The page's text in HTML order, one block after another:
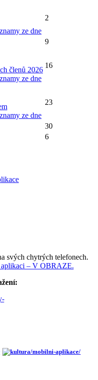
ze dne
2
9
členů 2026
ze dne
16
ze dne
23
30
6
svých chytrých telefonech.
– V OBRAZE.